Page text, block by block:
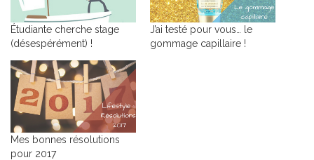
Étudiante cherche stage
(désespérément) !
J’ai testé pour vous… le
gommage capillaire !
Mes bonnes résolutions
pour 2017